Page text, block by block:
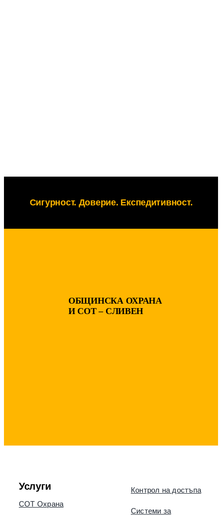
Сигурност. Доверие. Eкспедитивност.
ОБЩИНСКА ОХРАНА
И СОТ – СЛИВЕН
Услуги
СОТ Охрана
Контрол на достъпа
Системи за